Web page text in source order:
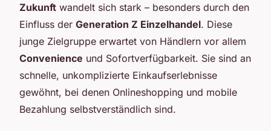
Zukunft wandelt sich stark – besonders durch den
Einfluss der Generation Z Einzelhandel. Diese
junge Zielgruppe erwartet von Händlern vor allem
Convenience und Sofortverfügbarkeit. Sie sind an
schnelle, unkomplizierte Einkaufserlebnisse
gewöhnt, bei denen Onlineshopping und mobile
Bezahlung selbstverständlich sind.